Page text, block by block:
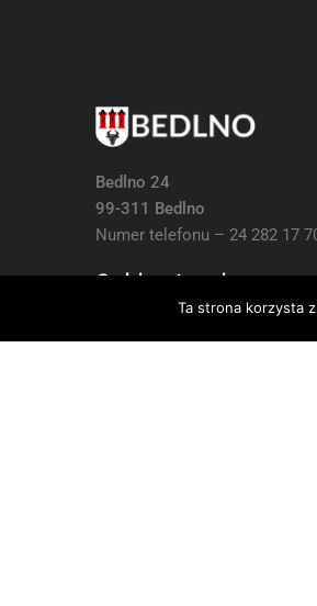
Bedlno 24
99-311 Bedlno
Numer telefonu – 24 282 17
Godziny otwarcia:
7:30 do 15:30, Sb i Nie:
Ta strona korzysta